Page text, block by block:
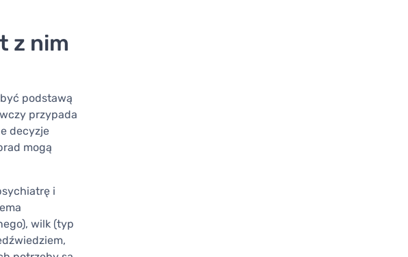
z nim
podstawą
przypada
decyzje
mogą
i
wilk (typ